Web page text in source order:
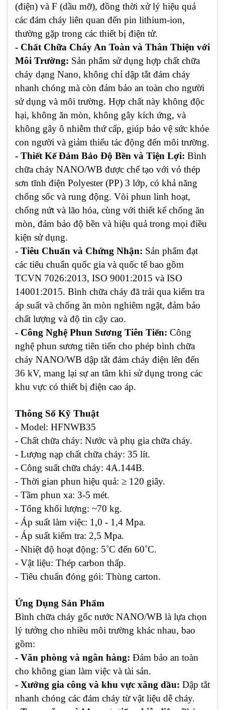
(điện) và F (dầu mỡ), đồng thời xử lý hiệu quả
các đám cháy liên quan đến pin lithium-ion,
thường gặp trong các thiết bị điện tử.
- Chất Chữa Cháy An Toàn và Thân Thiện với
Môi Trường: Sản phẩm sử dụng hợp chất chữa
cháy dạng Nano, không chỉ dập tắt đám cháy
nhanh chóng mà còn đảm bảo an toàn cho người
sử dụng và môi trường. Hợp chất này không độc
hại, không ăn mòn, không gây kích ứng, và
không gây ô nhiễm thứ cấp, giúp bảo vệ sức khỏe
con người và giảm thiểu tác động đến môi trường.
- Thiết Kế Đảm Bảo Độ Bền và Tiện Lợi: Bình
chữa cháy NANO/WB được chế tạo với vỏ thép
sơn tĩnh điện Polyester (PP) 3 lớp, có khả năng
chống sốc và rung động. Vòi phun linh hoạt,
chống nứt và lão hóa, cùng với thiết kế chống ăn
mòn, đảm bảo độ bền và hiệu quả trong mọi điều
kiện sử dụng.
- Tiêu Chuẩn và Chứng Nhận: Sản phẩm đạt
các tiêu chuẩn quốc gia và quốc tế bao gồm
TCVN 7026:2013, ISO 9001:2015 và ISO
14001:2015. Bình chữa cháy đã trải qua kiểm tra
áp suất và chống ăn mòn nghiêm ngặt, đảm bảo
chất lượng và độ tin cậy cao.
- Công Nghệ Phun Sương Tiên Tiến: Công
nghệ phun sương tiên tiến cho phép bình chữa
cháy NANO/WB dập tắt đám cháy điện lên đến
36 kV, mang lại sự an tâm khi sử dụng trong các
khu vực có thiết bị điện cao áp.
Thông Số Kỹ Thuật
- Model: HFNWB35
- Chất chữa cháy: Nước và phụ gia chữa cháy.
- Lượng nạp chất chữa cháy: 35 lít.
- Công suất chữa cháy: 4A.144B.
- Thời gian phun hiệu quả: ≥ 120 giây.
- Tầm phun xa: 3-5 mét.
- Tổng khối lượng: ~70 kg.
- Áp suất làm việc: 1,0 - 1,4 Mpa.
- Áp suất kiểm tra: 2,5 Mpa.
- Nhiệt độ hoạt động: 5˚C đến 60˚C.
- Vật liệu: Thép carbon thấp.
- Tiêu chuẩn đóng gói: Thùng carton.
Ứng Dụng Sản Phẩm
Bình chữa cháy gốc nước NANO/WB là lựa chọn
lý tưởng cho nhiều môi trường khác nhau, bao
gồm:
- Văn phòng và ngân hàng: Đảm bảo an toàn
cho không gian làm việc và tài sản.
- Xưởng gia công và khu vực xăng dầu: Dập tắt
nhanh chóng các đám cháy từ vật liệu dễ cháy.